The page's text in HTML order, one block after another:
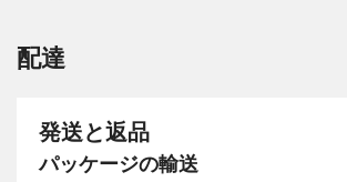
配達
発送と返品
パッケージの輸送